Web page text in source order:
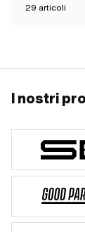
29 articoli
I nostri